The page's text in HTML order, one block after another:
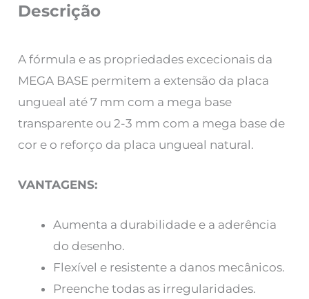
Descrição
A fórmula e as propriedades excecionais da
MEGA BASE permitem a extensão da placa
ungueal até 7 mm com a mega base
transparente ou 2-3 mm com a mega base de
cor e o reforço da placa ungueal natural.
VANTAGENS:
Aumenta a durabilidade e a aderência
do desenho.
Flexível e resistente a danos mecânicos.
Preenche todas as irregularidades.